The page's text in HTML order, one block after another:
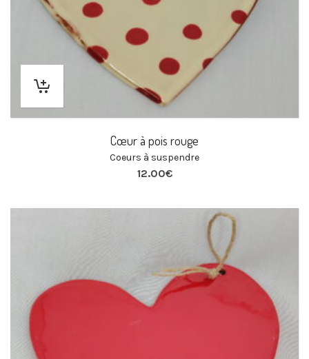
Cœur à pois rouge
Coeurs à suspendre
12.00€